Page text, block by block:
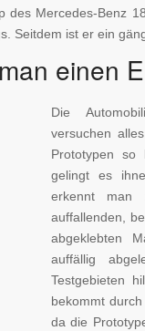
des Mercedes-Benz
Seitdem ist er ein
einen
Die
versuchen
Prototypen
gelingt es
erkennt
auffallenden,
abgeklebten
auffällig
Testgebieten
bekommt
da die